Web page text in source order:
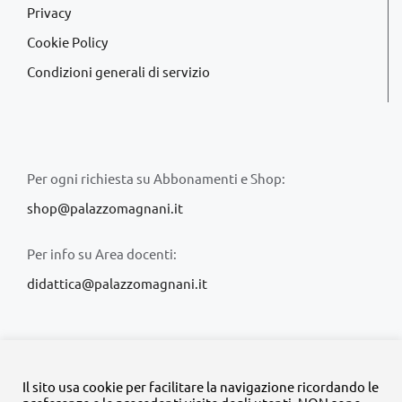
Privacy
Cookie Policy
Condizioni generali di servizio
Per ogni richiesta su Abbonamenti e Shop:
shop@palazzomagnani.it
Per info su Area docenti:
didattica@palazzomagnani.it
Il sito usa cookie per facilitare la navigazione ricordando le